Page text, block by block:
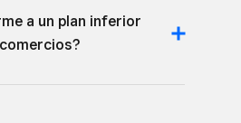
a un plan inferior